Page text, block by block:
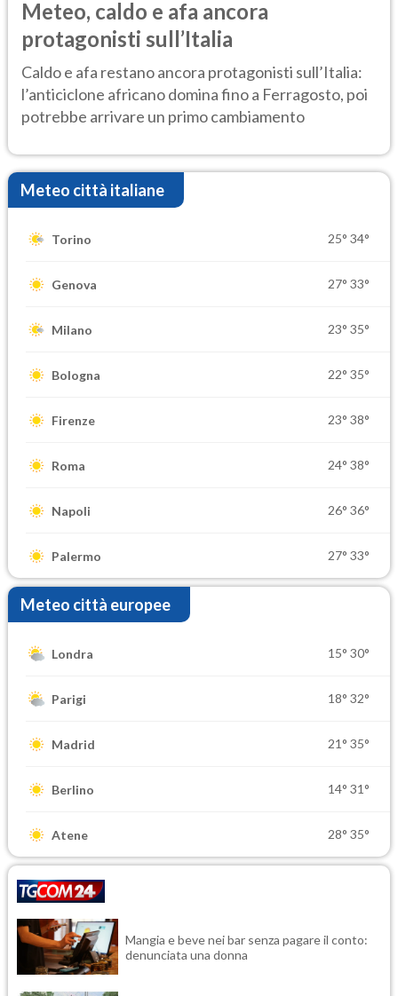
Meteo, caldo e afa ancora
protagonisti sull’Italia
Caldo e afa restano ancora protagonisti sull’Italia:
l’anticiclone africano domina fino a Ferragosto, poi
potrebbe arrivare un primo cambiamento
Meteo città italiane
Torino 25° 34°
Genova 27° 33°
Milano 23° 35°
Bologna 22° 35°
Firenze 23° 38°
Roma 24° 38°
Napoli 26° 36°
Palermo 27° 33°
Meteo città europee
Londra 15° 30°
Parigi 18° 32°
Madrid 21° 35°
Berlino 14° 31°
Atene 28° 35°
Mangia e beve nei bar senza pagare il conto:
denunciata una donna